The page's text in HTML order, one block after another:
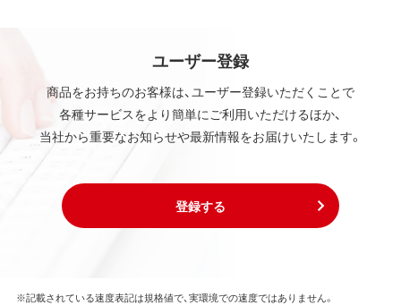
ユーザー登録
商品をお持ちのお客様は、ユーザー登録いただくことで
各種サービスをより簡単にご利用いただけるほか、
当社から重要なお知らせや最新情報をお届けいたします。
登録する
※記載されている速度表記は規格値で、実環境での速度ではありません。